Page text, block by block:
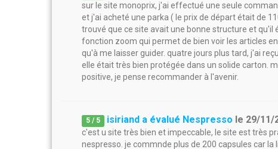
sur le site monoprix, j'ai effectué une seule
et j'ai acheté une parka ( le prix de départ était de
trouvé que ce site avait une bonne structure et
fonction zoom qui permet de bien voir les articles
qu'à me laisser guider. quatre jours plus tard, j'ai
elle était très bien protégée dans un solide carton.
positive, je pense recommander à l'avenir.
5 / 5 isiriand a évalué Nespresso le 29/11/
c'est u site très bien et impeccable, le site est très
nespresso. je commnde plus de 200 capsules car